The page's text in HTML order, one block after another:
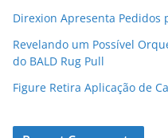
Direxion Apresenta Pedidos
Revelando um Possível
do BALD Rug Pull
Figure Retira Aplicação de